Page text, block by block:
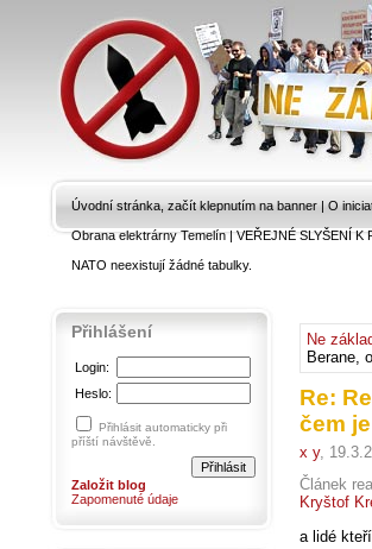
Úvodní stránka, začít klepnutím na banner | O
Obrana elektrárny Temelín|VEŘEJNÉ SLYŠENÍ K
NATO neexistují žádné tabulky.
Ne
Berane,
Re:
čem
x y,
Článek
Kryštof
a lidé
Přihlášení
Login:
Heslo:
Přihlásit automaticky při
příští návštěvě.
Založit blog
Zapomenuté údaje